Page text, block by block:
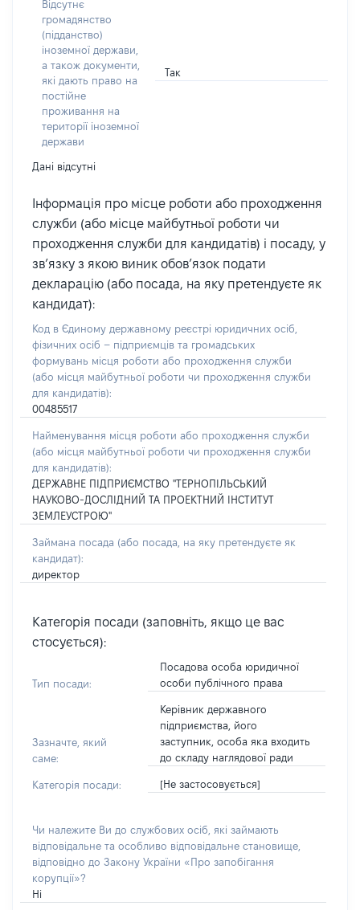
Відсутнє
громадянство
(підданство)
іноземної держави,
а також документи,
які дають право на
постійне
проживання на
території іноземної
держави
Так
Дані відсутні
Інформація про місце роботи або проходження
служби (або місце майбутньої роботи чи
проходження служби для кандидатів) і посаду, у
зв’язку з якою виник обов’язок подати
декларацію (або посада, на яку претендуєте як
кандидат):
Код в Єдиному державному реєстрі юридичних осіб,
фізичних осіб – підприємців та громадських
формувань місця роботи або проходження служби
(або місця майбутньої роботи чи проходження служби
для кандидатів):
00485517
Найменування місця роботи або проходження служби
(або місця майбутньої роботи чи проходження служби
для кандидатів):
ДЕРЖАВНЕ ПІДПРИЄМСТВО "ТЕРНОПІЛЬСЬКИЙ
НАУКОВО-ДОСЛІДНИЙ ТА ПРОЕКТНИЙ ІНСТИТУТ
ЗЕМЛЕУСТРОЮ"
Займана посада (або посада, на яку претендуєте як
кандидат):
директор
Категорія посади (заповніть, якщо це вас
стосується):
Тип посади:
Посадова особа юридичної
особи публічного права
Зазначте, який
саме:
Керівник державного
підприємства, його
заступник, особа яка входить
до складу наглядової ради
Категорія посади: [Не застосовується]
Чи належите Ви до службових осіб, які займають
відповідальне та особливо відповідальне становище,
відповідно до Закону України «Про запобігання
корупції»?
Ні